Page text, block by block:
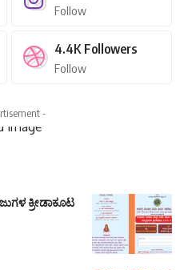
Follow
4.4K Followers
Follow
-
ಕ್ರೀಡಾಕೂಟ